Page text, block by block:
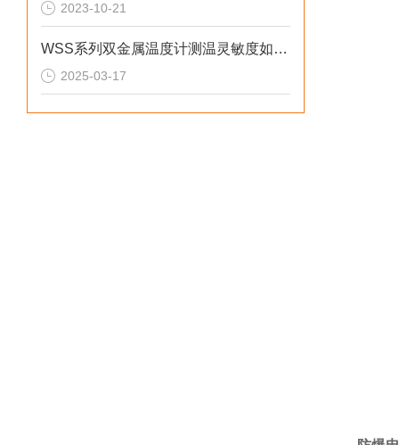
2023-10-21
WSS系列双金属温度计测温灵敏度如何提升？
2025-03-17